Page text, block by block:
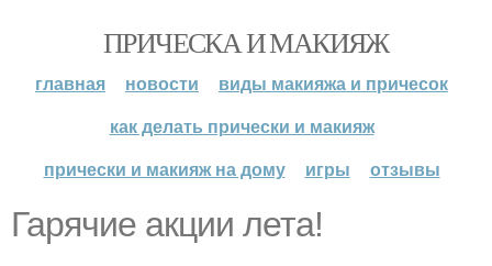
ПРИЧЕСКА И МАКИЯЖ
главная новости
виды макияжа и причесок
как делать прически и макияж
прически и макияж на дому
игры отзывы
Гарячие акции лета!